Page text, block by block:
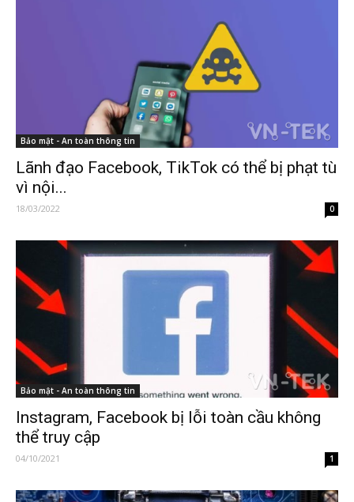
Bảo mật - An toàn thông tin
Lãnh đạo Facebook, TikTok có thể bị phạt tù
vì nội...
18/03/2022 0
Bảo mật - An toàn thông tin
Instagram, Facebook bị lỗi toàn cầu không
thể truy cập
04/10/2021 1